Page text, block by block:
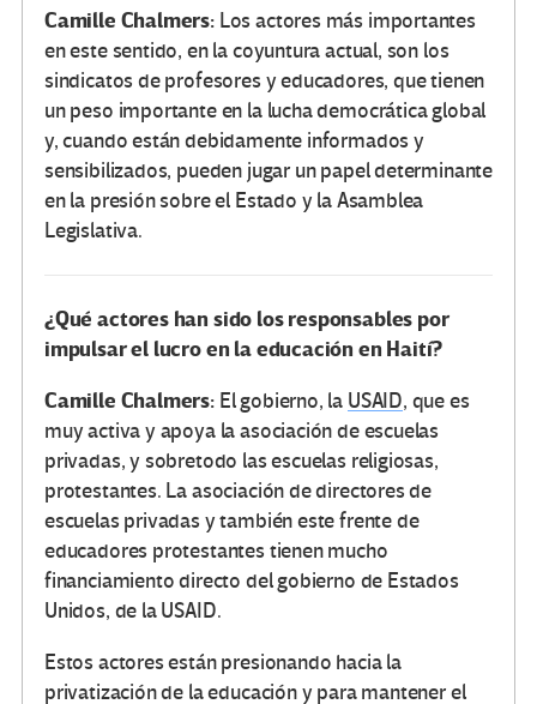
Camille Chalmers:Los actores más importantes
en este sentido, en la coyuntura actual, son los
sindicatos de profesores y educadores, que tienen
un peso importante en la lucha democrática global
y, cuando están debidamente informados y
sensibilizados, pueden jugar un papel determinante
en la presión sobre el Estado y la Asamblea
Legislativa.
¿Qué actores han sido los responsables por
impulsar el lucro en la educación en Haití?
Camille Chalmers: El gobierno, la USAID, que es
muy activa y apoya la asociación de escuelas
privadas, y sobretodo las escuelas religiosas,
protestantes. La asociación de directores de
escuelas privadas y también este frente de
educadores protestantes tienen mucho
financiamiento directo del gobierno de Estados
Unidos, de la USAID.
Estos actores están presionando hacia la
privatización de la educación y para mantener el